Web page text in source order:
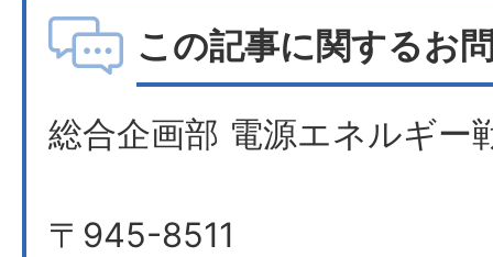
この記事に関するお
総合企画部 電源エネルギー
〒945-8511